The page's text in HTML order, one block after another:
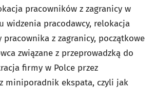
pracowników z zagranicy w
widzenia pracodawcy, relokacja
pracownika z zagranicy, początkowe
związane z przeprowadzką do
firmy w Polce przez
miniporadnik ekspata, czyli jak